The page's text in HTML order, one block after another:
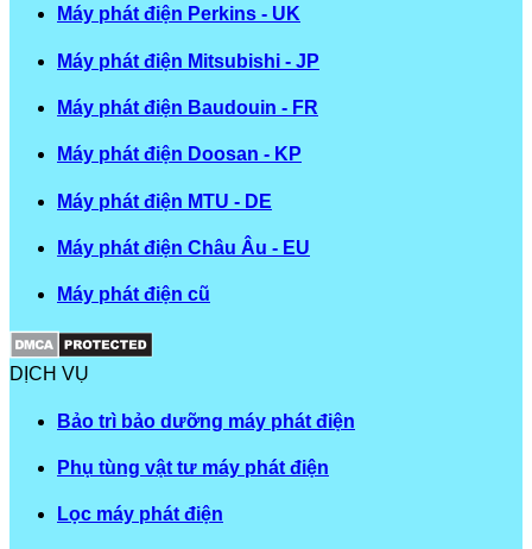
Máy phát điện Perkins - UK
Máy phát điện Mitsubishi - JP
Máy phát điện Baudouin - FR
Máy phát điện Doosan - KP
Máy phát điện MTU - DE
Máy phát điện Châu Âu - EU
Máy phát điện cũ
DỊCH VỤ
Bảo trì bảo dưỡng máy phát điện
Phụ tùng vật tư máy phát điện
Lọc máy phát điện